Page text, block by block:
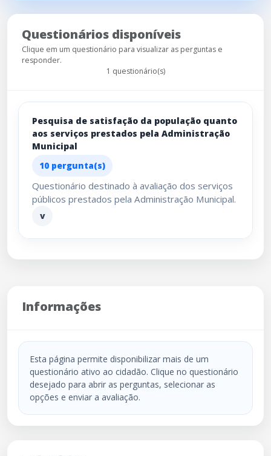
Questionários disponíveis
Clique em um questionário para visualizar as perguntas e
responder.
1 questionário(s)
Pesquisa de satisfação da população quanto
aos serviços prestados pela Administração
Municipal
10 pergunta(s)
Questionário destinado à avaliação dos serviços
públicos prestados pela Administração Municipal.
v
Informações
Esta página permite disponibilizar mais de um
questionário ativo ao cidadão. Clique no questionário
desejado para abrir as perguntas, selecionar as
opções e enviar a avaliação.